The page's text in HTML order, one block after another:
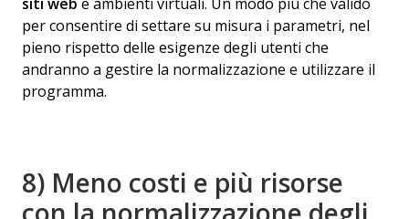
per consentire di settare su misura i parametri, nel
pieno rispetto delle esigenze degli utenti che
andranno a gestire la normalizzazione e utilizzare il
programma.
8) Meno costi e più risorse